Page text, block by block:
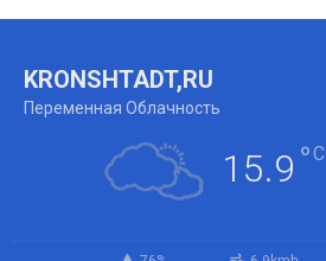
KRONSHTADT,RU
Переменная Облачность
15.9 °C